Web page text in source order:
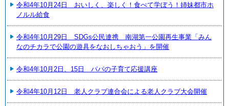
令和4年10月24日 おいしく、楽しく！食べて学ぼう！姉妹都市ホ
ノルル給食
令和4年10月29日 SDGs公民連携 南湖第一公園再生事業「みん
なのチカラで公園の遊具をなおしちゃおう」を開催
令和4年10月2日、15日 パパの子育て応援講座
令和4年10月12日 老人クラブ連合会による老人クラブ大会開催